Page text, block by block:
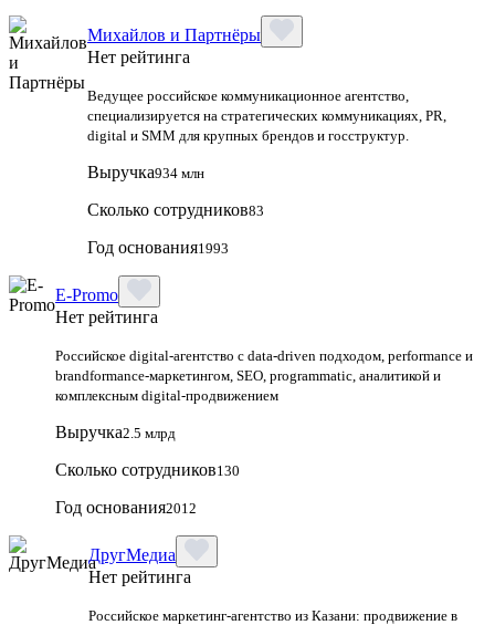
Михайлов и Партнёры
Нет рейтинга
Ведущее российское коммуникационное агентство,
специализируется на стратегических коммуникациях, PR,
digital и SMM для крупных брендов и госструктур.
Выручка934 млн
Сколько сотрудников83
Год основания1993
E-Promo
Нет рейтинга
Российское digital-агентство с data-driven подходом, performance и
brandformance-маркетингом, SEO, programmatic, аналитикой и
комплексным digital-продвижением
Выручка2.5 млрд
Сколько сотрудников130
Год основания2012
ДругМедиа
Нет рейтинга
Российское маркетинг-агентство из Казани: продвижение в